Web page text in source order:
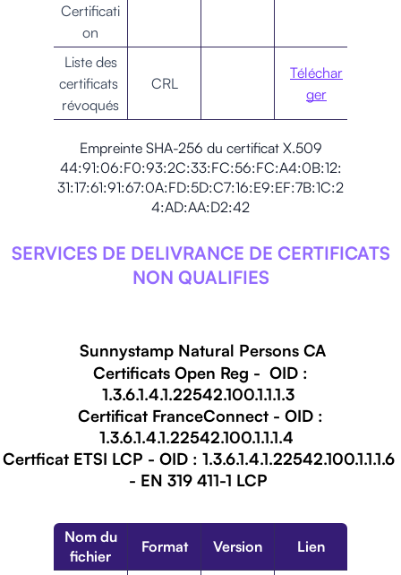
Certificati
on
Liste des
certificats
révoqués
CRL
Téléchar
ger
Empreinte SHA-256 du certificat X.509
44:91:06:F0:93:2C:33:FC:56:FC:A4:0B:12:
31:17:61:91:67:0A:FD:5D:C7:16:E9:EF:7B:1C:2
4:AD:AA:D2:42
SERVICES DE DELIVRANCE DE CERTIFICATS
NON QUALIFIES
Sunnystamp Natural Persons CA
Certificats Open Reg - OID :
1.3.6.1.4.1.22542.100.1.1.1.3
Certificat FranceConnect - OID :
1.3.6.1.4.1.22542.100.1.1.1.4
Certficat ETSI LCP - OID : 1.3.6.1.4.1.22542.100.1.1.1.6
- EN 319 411-1 LCP
Nom du
fichier
Format Version Lien